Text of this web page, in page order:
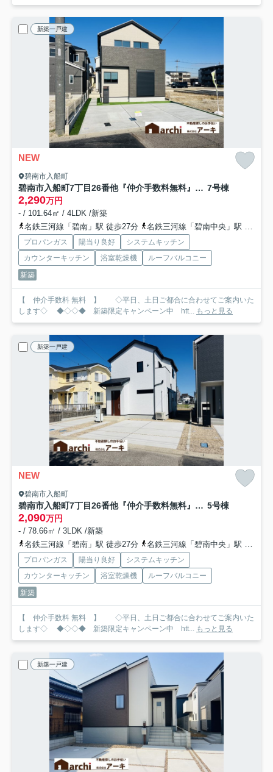
新築一戸建
NEW
碧南市入船町
碧南市入船町7丁目26番他『仲介手数料無料』新築一戸建て・建売 7号棟
2,290万円
- / 101.64㎡ / 4LDK /新築
名鉄三河線「碧南」駅 徒歩27分
名鉄三河線「碧南中央」駅 徒歩47分
プロパンガス 陽当り良好
システムキッチン
カウンターキッチン
浴室乾燥機
ルーフバルコニー
新築
【 仲介手数料 無料 】 ◇平日、土日ご都合に合わせてご案内いた
します◇ ◆◇◇◆ 新築限定キャンペーン中 htt... もっと見る
新築一戸建
NEW
碧南市入船町
碧南市入船町7丁目26番他『仲介手数料無料』新築一戸建て・建売 5号棟
2,090万円
- / 78.66㎡ / 3LDK /新築
名鉄三河線「碧南」駅 徒歩27分
名鉄三河線「碧南中央」駅 徒歩47分
プロパンガス 陽当り良好
システムキッチン
カウンターキッチン
浴室乾燥機
ルーフバルコニー
新築
【 仲介手数料 無料 】 ◇平日、土日ご都合に合わせてご案内いた
します◇ ◆◇◇◆ 新築限定キャンペーン中 htt... もっと見る
新築一戸建